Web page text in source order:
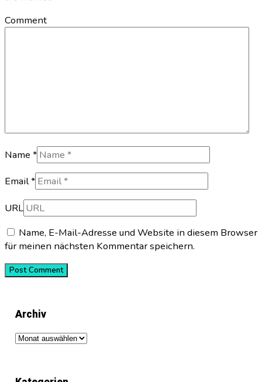
Comment
Name *
Email *
URL
Name, E-Mail-Adresse und Website in diesem Browser
für meinen nächsten Kommentar speichern.
Archiv
Archiv